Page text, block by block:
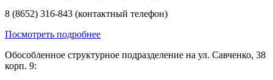
8 (8652) 316-843 (контактный телефон)
Посмотреть подробнее
Обособленное структурное подразделение на ул. Савченко, 38
корп. 9: